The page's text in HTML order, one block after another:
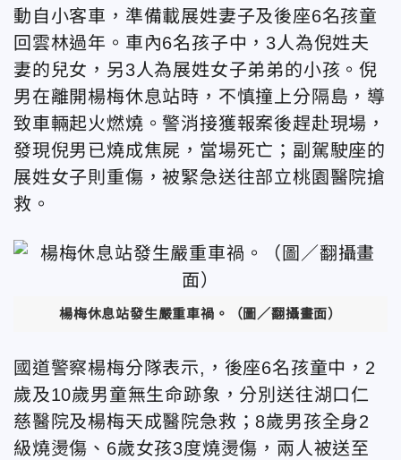
動自小客車，準備載展姓妻子及後座6名孩童
回雲林過年。車內6名孩子中，3人為倪姓夫
妻的兒女，另3人為展姓女子弟弟的小孩。倪
男在離開楊梅休息站時，不慎撞上分隔島，導
致車輛起火燃燒。警消接獲報案後趕赴現場，
發現倪男已燒成焦屍，當場死亡；副駕駛座的
展姓女子則重傷，被緊急送往部立桃園醫院搶
救。
楊梅休息站發生嚴重車禍。（圖／翻攝畫面）
國道警察楊梅分隊表示,，後座6名孩童中，2
歲及10歲男童無生命跡象，分別送往湖口仁
慈醫院及楊梅天成醫院急救；8歲男孩全身2
級燒燙傷、6歲女孩3度燒燙傷，兩人被送至